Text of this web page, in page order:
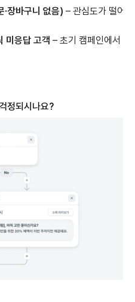
장바구니 없음) – 관심도가 떨어
미응답 고객 – 초기 캠페인에서 반
정되시나요?